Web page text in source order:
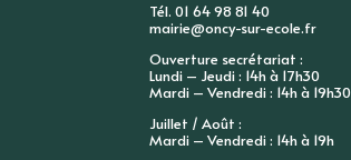
Tél. 01 64 98 81 40
mairie@oncy-sur-ecole.fr
Ouverture secrétariat :
Lundi – Jeudi : 14h à 17h30
Mardi – Vendredi : 14h à 19h30
Juillet / Août :
Mardi – Vendredi : 14h à 19h